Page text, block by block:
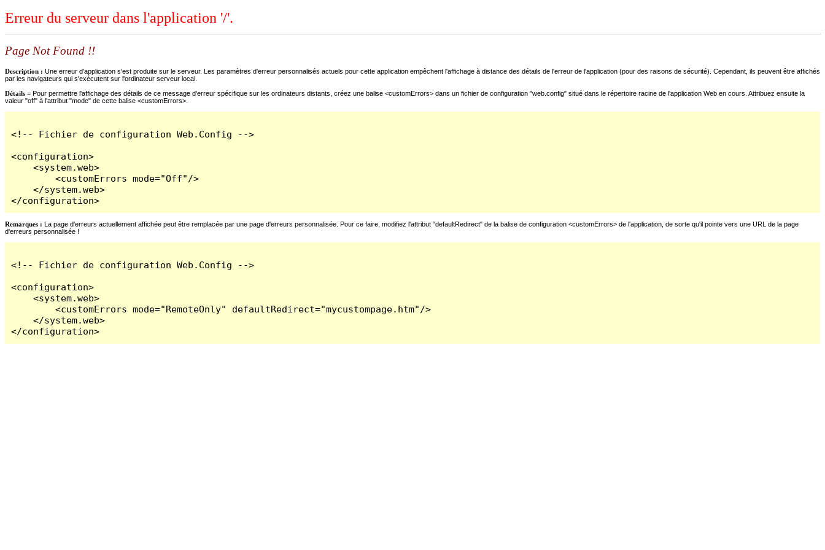
Erreur du serveur dans l'application '/'.
Page Not Found !!
Description : Une erreur d'application s'est produite sur le serveur. Les paramètres d'erreur personnalisés actuels pour cette application empêchent l'affichage à distance des détails de l'erreur de l'application (pour des raisons de sécurité). Cependant, ils peuvent être affichés
par les navigateurs qui s'exécutent sur l'ordinateur serveur local.
Détails = Pour permettre l'affichage des détails de ce message d'erreur spécifique sur les ordinateurs distants, créez une balise <customErrors> dans un fichier de configuration "web.config" situé dans le répertoire racine de l'application Web en cours. Attribuez ensuite la
valeur "off" à l'attribut "mode" de cette balise <customErrors>.
<!-- Fichier de configuration Web.Config -->
<configuration>
    <system.web>
        <customErrors mode="Off"/>
    </system.web>
</configuration>
Remarques : La page d'erreurs actuellement affichée peut être remplacée par une page d'erreurs personnalisée. Pour ce faire, modifiez l'attribut "defaultRedirect" de la balise de configuration <customErrors> de l'application, de sorte qu'il pointe vers une URL de la page
d'erreurs personnalisée !
<!-- Fichier de configuration Web.Config -->
<configuration>
    <system.web>
        <customErrors mode="RemoteOnly" defaultRedirect="mycustompage.htm"/>
    </system.web>
</configuration>